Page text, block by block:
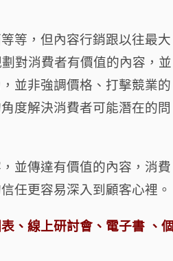
等，但內容行銷跟以往最大
對消費者有價值的內容，並
並非強調價格、打擊競業的
度解決消費者可能潛在的問
並傳達有價值的內容，消費
任更容易深入到顧客心裡。
、線上研討會、電子書 、個